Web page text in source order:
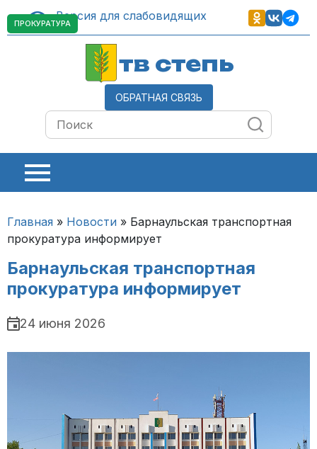
Версия для слабовидящих
тв степь
ОБРАТНАЯ СВЯЗЬ
Главная » Новости » Барнаульская транспортная
прокуратура информирует
Барнаульская транспортная
прокуратура информирует
ПРОКУРАТУРА
24 июня 2026